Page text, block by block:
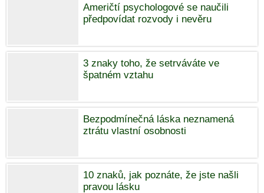
Američtí psychologové se naučili
předpovídat rozvody i nevěru
3 znaky toho, že setrváváte ve
špatném vztahu
Bezpodmínečná láska neznamená
ztrátu vlastní osobnosti
10 znaků, jak poznáte, že jste našli
pravou lásku